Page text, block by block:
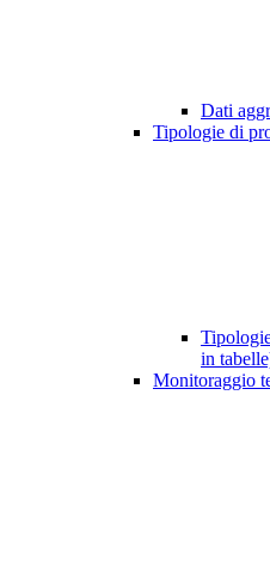
Dati
Tipologie di
in
Monitoraggio